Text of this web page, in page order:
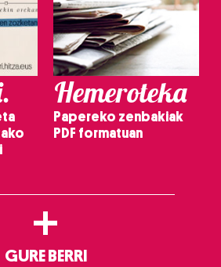
Hemeroteka
Papereko zenbakiak
PDF formatuan
+
GURE BERRI